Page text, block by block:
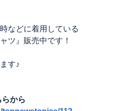
などに着用している
ツ』販売中です！
す♪
から